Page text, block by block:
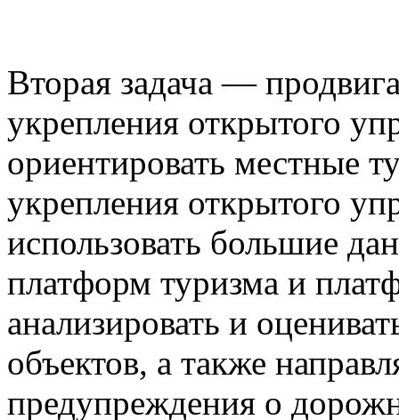
Вторая задача —
укрепления открытого
ориентировать местные
укрепления открытого
использовать большие
платформ туризма и
анализировать и
объектов, а также
предупреждения о